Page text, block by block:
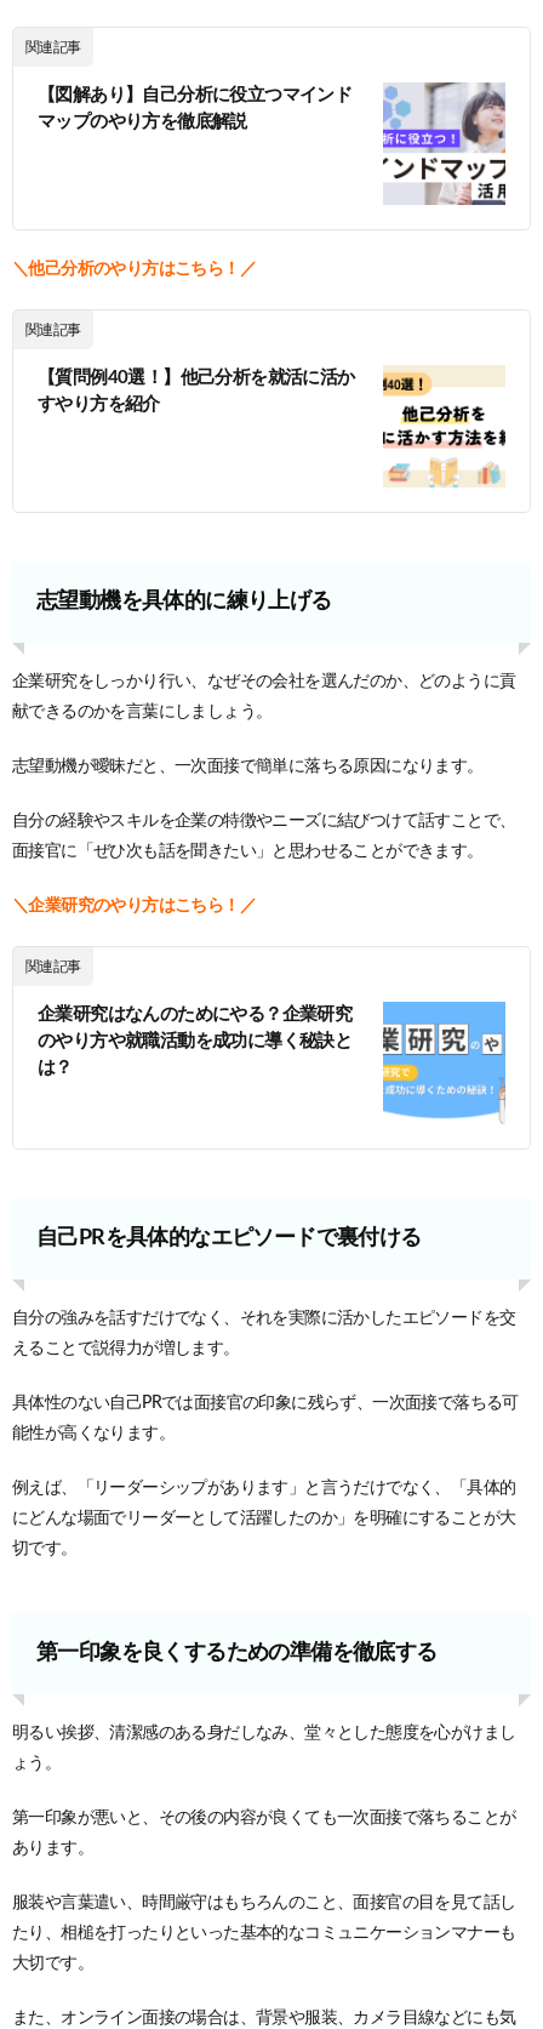
関連記事
【図解あり】自己分析に役立つマインド
マップのやり方を徹底解説
＼他己分析のやり方はこちら！／
関連記事
【質問例40選！】他己分析を就活に活か
すやり方を紹介
志望動機を具体的に練り上げる
企業研究をしっかり行い、なぜその会社を選んだのか、どのように貢
献できるのかを言葉にしましょう。
志望動機が曖昧だと、一次面接で簡単に落ちる原因になります。
自分の経験やスキルを企業の特徴やニーズに結びつけて話すことで、
面接官に「ぜひ次も話を聞きたい」と思わせることができます。
＼企業研究のやり方はこちら！／
関連記事
企業研究はなんのためにやる？企業研究
のやり方や就職活動を成功に導く秘訣と
は？
自己PRを具体的なエピソードで裏付ける
自分の強みを話すだけでなく、それを実際に活かしたエピソードを交
えることで説得力が増します。
具体性のない自己PRでは面接官の印象に残らず、一次面接で落ちる可
能性が高くなります。
例えば、「リーダーシップがあります」と言うだけでなく、「具体的
にどんな場面でリーダーとして活躍したのか」を明確にすることが大
切です。
第一印象を良くするための準備を徹底する
明るい挨拶、清潔感のある身だしなみ、堂々とした態度を心がけまし
ょう。
第一印象が悪いと、その後の内容が良くても一次面接で落ちることが
あります。
服装や言葉遣い、時間厳守はもちろんのこと、面接官の目を見て話し
たり、相槌を打ったりといった基本的なコミュニケーションマナーも
大切です。
また、オンライン面接の場合は、背景や服装、カメラ目線などにも気